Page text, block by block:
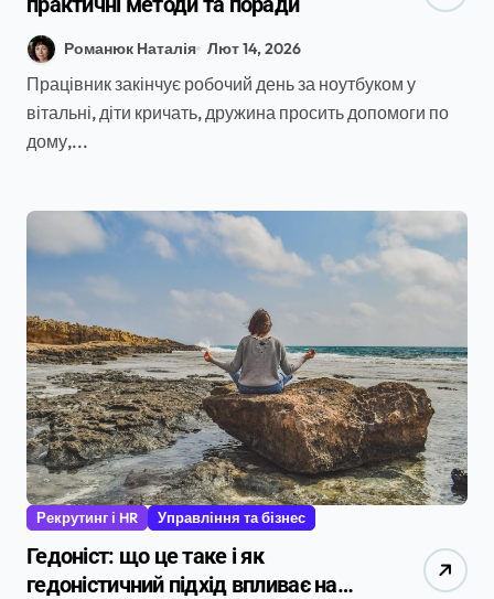
Романюк Наталія Лют 14, 2026
Працівник закінчує робочий день за ноутбуком у
вітальні, діти кричать, дружина просить допомоги по
дому,...
Рекрутинг і HR Управління та бізнес
Гедоніст: що це таке і як
гедоністичний підхід впливає на